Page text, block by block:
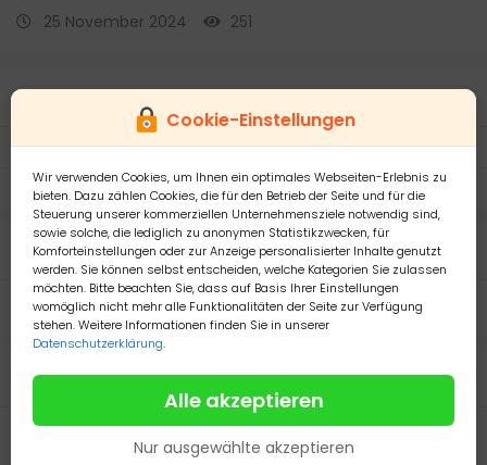
Cookie-Einstellungen
Wir verwenden Cookies, um Ihnen ein optimales Webseiten-Erlebnis zu
bieten. Dazu zählen Cookies, die für den Betrieb der Seite und für die
Steuerung unserer kommerziellen Unternehmensziele notwendig sind,
sowie solche, die lediglich zu anonymen Statistikzwecken, für
Komforteinstellungen oder zur Anzeige personalisierter Inhalte genutzt
werden. Sie können selbst entscheiden, welche Kategorien Sie zulassen
möchten. Bitte beachten Sie, dass auf Basis Ihrer Einstellungen
womöglich nicht mehr alle Funktionalitäten der Seite zur Verfügung
stehen. Weitere Informationen finden Sie in unserer
Datenschutzerklärung.
Alle akzeptieren
Nur ausgewählte akzeptieren
25 November 2024
251
Details
Versand mit:
DPD
Zahlen mit PayPal:
Ja, akzeptiere PayPal
Beschreibung
Verkaufe Euphyllia Ny Knick, Ableger für 50 Euro
Anbieter
Privater Anbieter